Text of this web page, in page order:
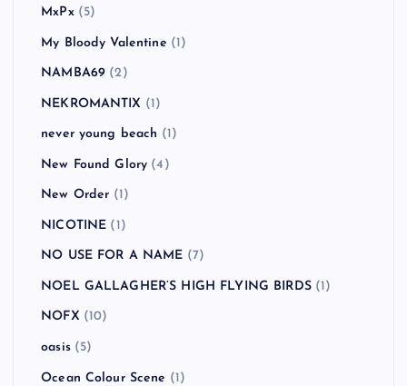
MxPx(5)
My Bloody Valentine (1)
NAMBA69 (2)
NEKROMANTIX (1)
never young beach (1)
New Found Glory (4)
New Order (1)
NICOTINE (1)
NO USE FOR A NAME (7)
NOEL GALLAGHER’S HIGH FLYING BIRDS(1)
NOFX (10)
oasis(5)
Ocean Colour Scene (1)